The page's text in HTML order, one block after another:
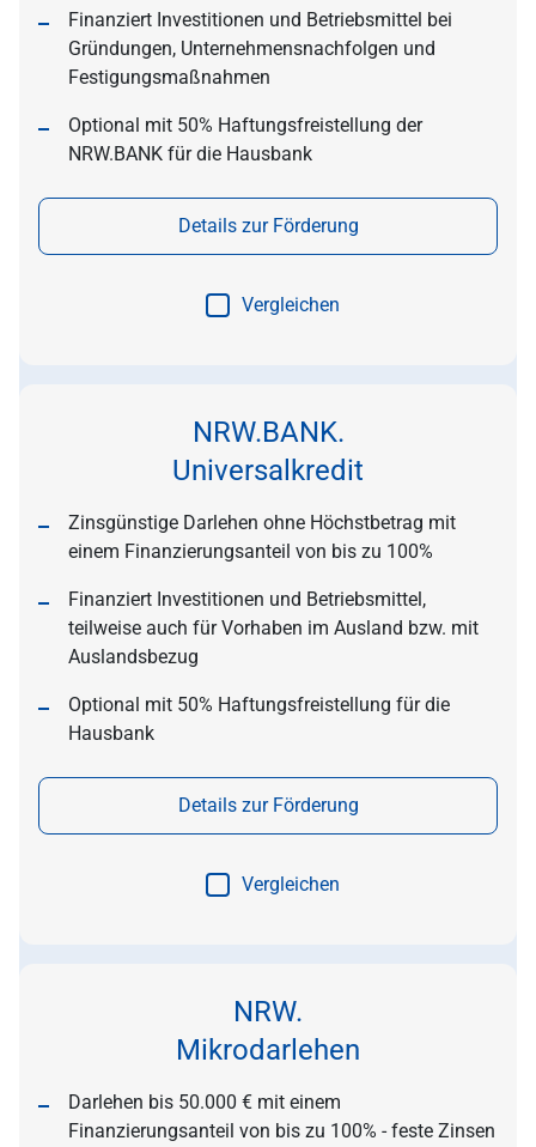
Finanziert Investitionen und Betriebsmittel bei
Gründungen, Unternehmensnachfolgen und
Festigungsmaßnahmen
Optional mit 50% Haftungsfreistellung der
NRW.BANK für die Hausbank
Details zur Förderung
Vergleichen
NRW.BANK.
Universalkredit
Zinsgünstige Darlehen ohne Höchstbetrag mit
einem Finanzierungsanteil von bis zu 100%
Finanziert Investitionen und Betriebsmittel,
teilweise auch für Vorhaben im Ausland bzw. mit
Auslandsbezug
Optional mit 50% Haftungsfreistellung für die
Hausbank
Details zur Förderung
Vergleichen
NRW.
Mikrodarlehen
Darlehen bis 50.000 € mit einem
Finanzierungsanteil von bis zu 100% - feste Zinsen